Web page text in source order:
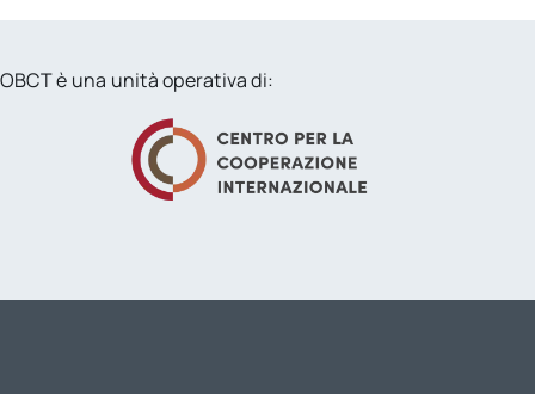
OBCT è una unità operativa di: